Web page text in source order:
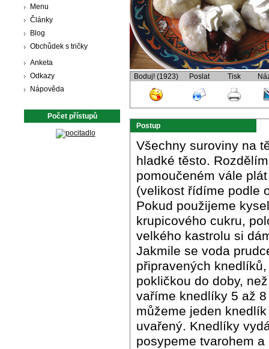
Menu
Články
Blog
Obchůdek s tričky
Anketa
Odkazy
Nápověda
Počet přístupů
Boduj! (1923) Poslat Tisk
Postup
Všechny suroviny na
hladké těsto.
pomoučeném vále
(velikost řídíme podle
Pokud použijeme
krupicového cukru,
velkého kastrolu si
Jakmile se voda
připravených
pokličkou do doby,
vaříme knedlíky 5 až
můžeme jeden
uvařený. Knedlíky
posypeme tvarohem